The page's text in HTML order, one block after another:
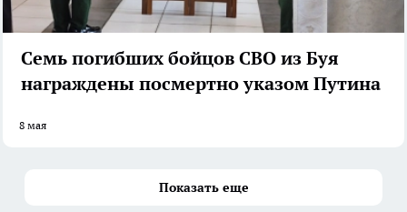
Семь погибших бойцов СВО из Буя
награждены посмертно указом Путина
8 мая
Показать еще